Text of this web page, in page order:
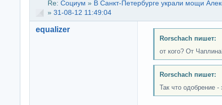
Re: Социум » В Санкт-Петербурге украли мощи
» 31-08-12 11:49:04
equalizer
Rorschach пишет:
от кого? От
Rorschach пишет:
Так что одобрение